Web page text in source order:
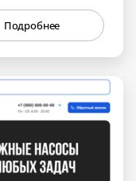
Подробнее